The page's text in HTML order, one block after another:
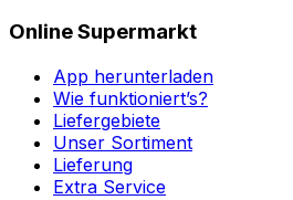
Online Supermarkt
App herunterladen
Wie funktioniert’s?
Liefergebiete
Unser Sortiment
Lieferung
Extra Service